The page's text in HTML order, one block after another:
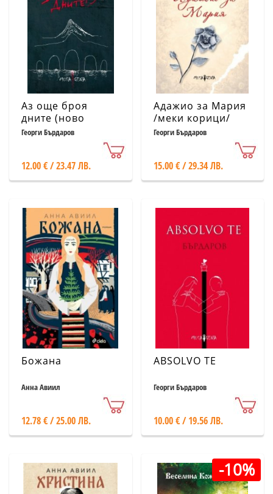
Аз още броя
дните (ново
допълнено
издание - твърда
Георги Бърдаров
12.00 € / 23.47 ЛВ.
Адажио за Мария
/меки корици/
Георги Бърдаров
15.00 € / 29.34 ЛВ.
Божана
Анна Авиил
12.78 € / 25.00 ЛВ.
ABSOLVO TE
Георги Бърдаров
10.00 € / 19.56 ЛВ.
-10%